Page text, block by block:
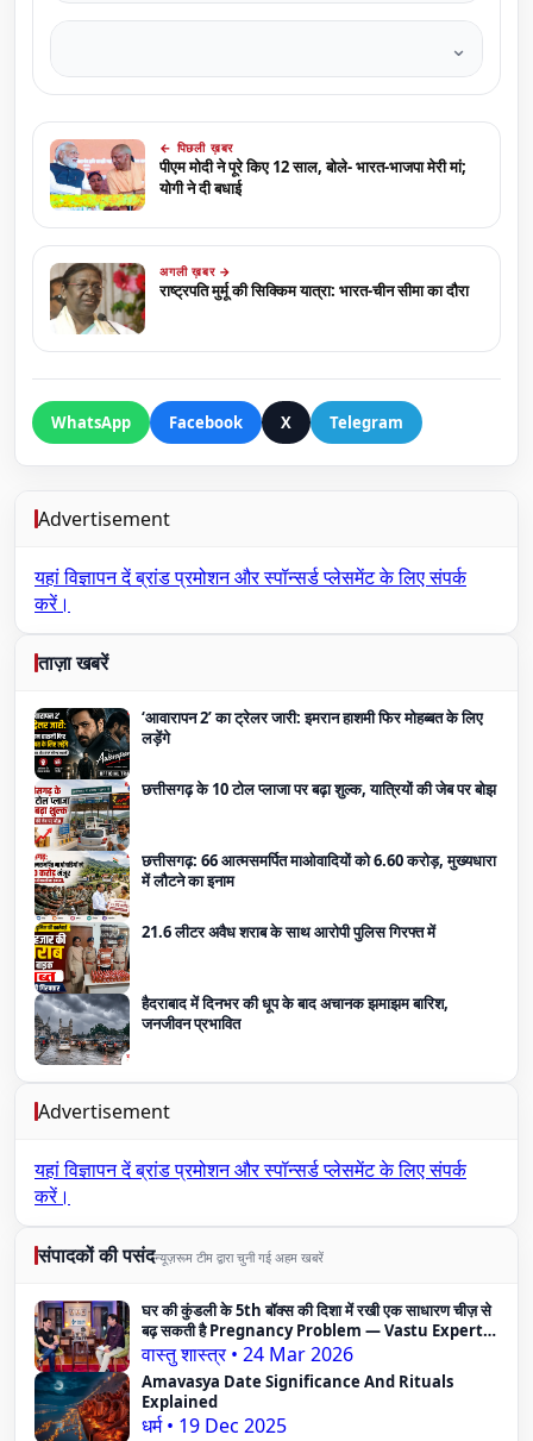
⌄
← पिछली ख़बर
पीएम मोदी ने पूरे किए 12 साल, बोले- भारत-भाजपा मेरी मां;
योगी ने दी बधाई
अगली ख़बर →
राष्ट्रपति मुर्मू की सिक्किम यात्रा: भारत-चीन सीमा का दौरा
WhatsApp Facebook X Telegram
Advertisement
यहां विज्ञापन देंब्रांड प्रमोशन और स्पॉन्सर्ड प्लेसमेंट के लिए संपर्क
करें।
ताज़ा खबरें
‘आवारापन 2’ का ट्रेलर जारी: इमरान हाशमी फिर मोहब्बत के लिए
लड़ेंगे
छत्तीसगढ़ के 10 टोल प्लाजा पर बढ़ा शुल्क, यात्रियों की जेब पर बोझ
छत्तीसगढ़: 66 आत्मसमर्पित माओवादियों को 6.60 करोड़, मुख्यधारा
में लौटने का इनाम
21.6 लीटर अवैध शराब के साथ आरोपी पुलिस गिरफ्त में
हैदराबाद में दिनभर की धूप के बाद अचानक झमाझम बारिश,
जनजीवन प्रभावित
Advertisement
यहां विज्ञापन देंब्रांड प्रमोशन और स्पॉन्सर्ड प्लेसमेंट के लिए संपर्क
करें।
संपादकों की पसंदन्यूज़रूम टीम द्वारा चुनी गई अहम खबरें
घर की कुंडली के 5th बॉक्स की दिशा में रखी एक साधारण चीज़ से
बढ़ सकती है Pregnancy Problem — Vastu Expert
का दावा
वास्तु शास्त्र • 24 Mar 2026
Amavasya Date Significance And Rituals
Explained
धर्म • 19 Dec 2025